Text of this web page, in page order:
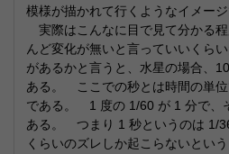
模様が描かれて行くようなイメージ
実際はこんなに目で見て分かる
んど変化が無いと言っていいくら
があるかと言うと、水星の場合、
ある。 ここでの秒とは時間の単
である。 1 度の 1/60 が 1 分で、
ある。 つまり 1 秒というのは 1/
くらいのズレしか起こらないとい